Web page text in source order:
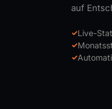
auf
Live-